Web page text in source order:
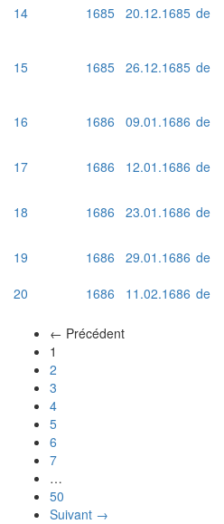
14
1685 20.12.1685 de
15 1685 26.12.1685 de
16 1686 09.01.1686 de
17 1686 12.01.1686 de
18 1686 23.01.1686 de
19 1686 29.01.1686 de
20
1686 11.02.1686 de
← Précédent
1
2
3
4
5
6
7
…
50
Suivant →